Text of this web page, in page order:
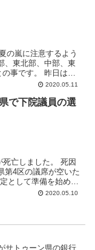
の嵐に注意するよう
、東北部、中部、東
事です。 昨日はチ
2020.05.11
で下院議員の選
亡しました。 死因
第4区の議席が空いた
として準備を始めま
2020.05.10
サトゥーン県の銀行